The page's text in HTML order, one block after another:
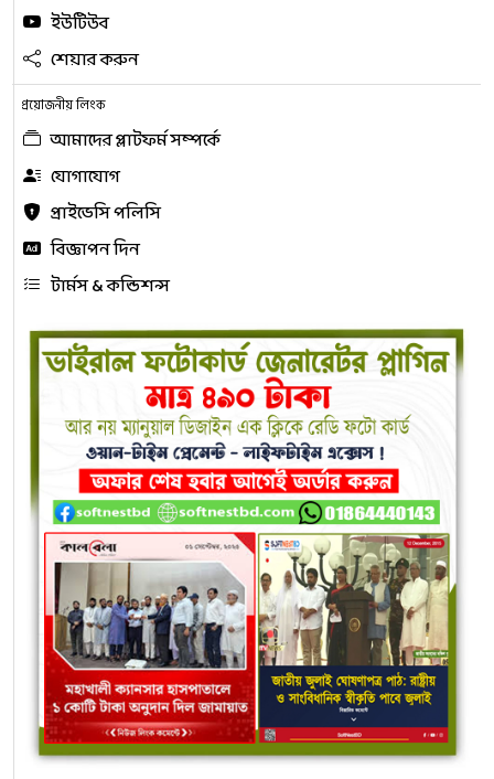
ইউটিউব
শেয়ার করুন
প্রয়োজনীয় লিংক
আমাদের প্লাটফর্ম সম্পর্কে
যোগাযোগ
প্রাইভেসি পলিসি
বিজ্ঞাপন দিন
টার্মস & কন্ডিশন্স